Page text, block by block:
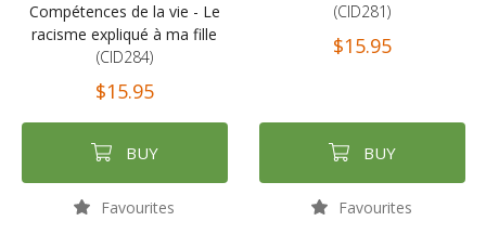
Compétences de la vie - Le
racisme expliqué à ma fille
(CID284)
$15.95
BUY
Favourites
(CID281)
$15.95
BUY
Favourites